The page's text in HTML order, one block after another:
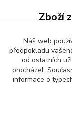
Zboží
Náš web
předpokladu
od ostatních
procházel.
informace o